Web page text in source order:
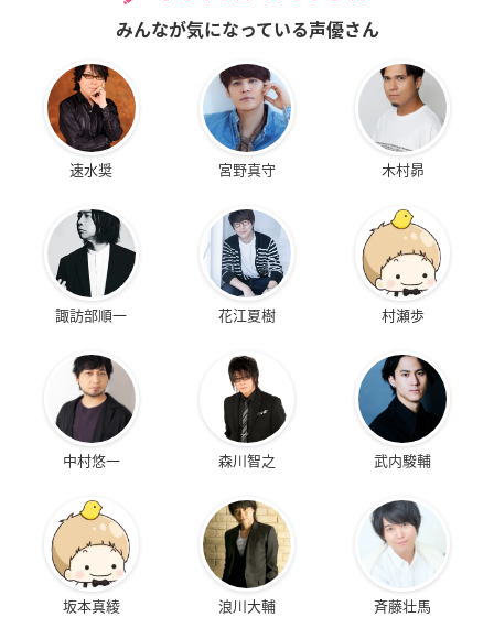
みんなが気になっている声優さん
速水奨 宮野真守 木村昴
諏訪部順一 花江夏樹 村瀬歩
中村悠一 森川智之 武内駿輔
坂本真綾 浪川大輔 斉藤壮馬